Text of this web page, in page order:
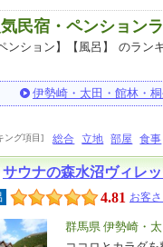
民宿・ペンション
ンション】【風呂】 のラン
伊勢崎・太田・館林・
ング項目] 総合 立地 部屋 食事
サウナの森水沼ヴィレ
4.81 お客
エ
群馬県 伊勢崎・